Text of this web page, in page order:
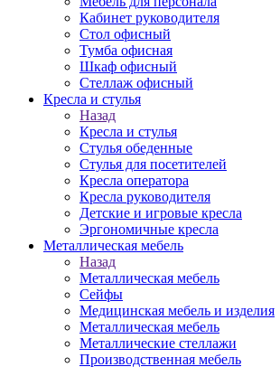
Кабинет руководителя
Стол офисный
Тумба офисная
Шкаф офисный
Стеллаж офисный
Кресла и стулья
Назад
Кресла и стулья
Стулья обеденные
Стулья для посетителей
Кресла оператора
Кресла руководителя
Детские и игровые кресла
Эргономичные кресла
Металлическая мебель
Назад
Металлическая мебель
Сейфы
Медицинская мебель и изделия
Металлическая мебель
Металлические стеллажи
Производственная мебель